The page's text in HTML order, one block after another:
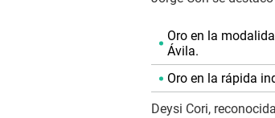
Oro en la
Ávila.
Oro en la rápida
Deysi Cori,